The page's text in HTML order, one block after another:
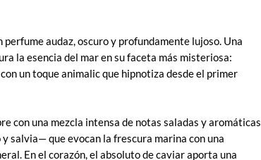
perfume audaz, oscuro y profundamente lujoso. Una
la esencia del mar en su faceta más misteriosa:
un toque animalic que hipnotiza desde el primer
con una mezcla intensa de notas saladas y aromáticas
salvia— que evocan la frescura marina con una
En el corazón, el absoluto de caviar aporta una